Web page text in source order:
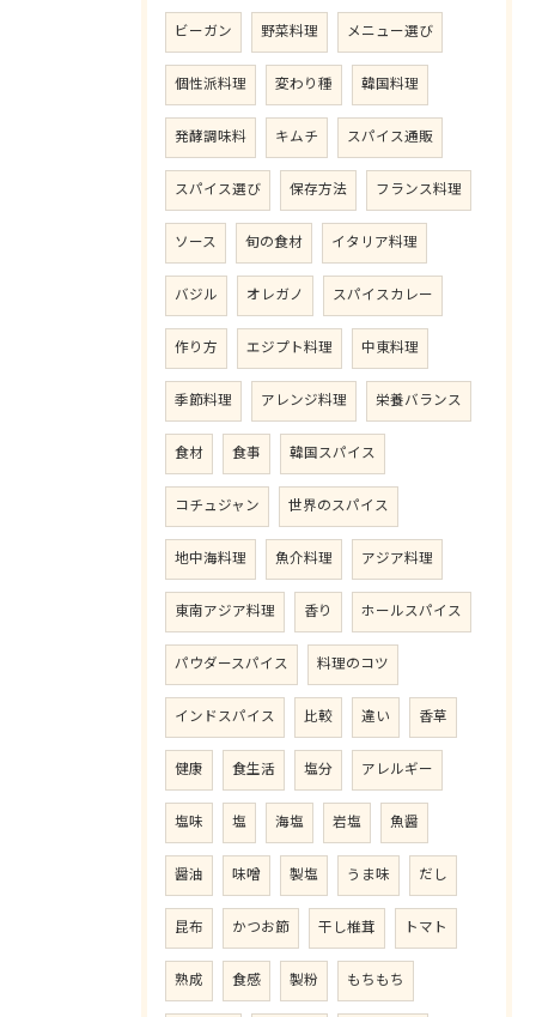
ビーガン 野菜料理 メニュー選び
個性派料理 変わり種 韓国料理
発酵調味料 キムチ スパイス通販
スパイス選び 保存方法 フランス料理
ソース 旬の食材 イタリア料理
バジル オレガノ スパイスカレー
作り方 エジプト料理 中東料理
季節料理 アレンジ料理 栄養バランス
食材 食事 韓国スパイス
コチュジャン 世界のスパイス
地中海料理 魚介料理 アジア料理
東南アジア料理 香り ホールスパイス
パウダースパイス 料理のコツ
インドスパイス 比較 違い 香草
健康 食生活 塩分 アレルギー
塩味 塩 海塩 岩塩 魚醤
醤油 味噌 製塩 うま味 だし
昆布 かつお節 干し椎茸 トマト
熟成 食感 製粉 もちもち